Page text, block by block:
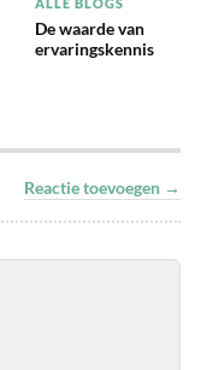
De waarde van
ervaringskennis
Reactie toevoegen →